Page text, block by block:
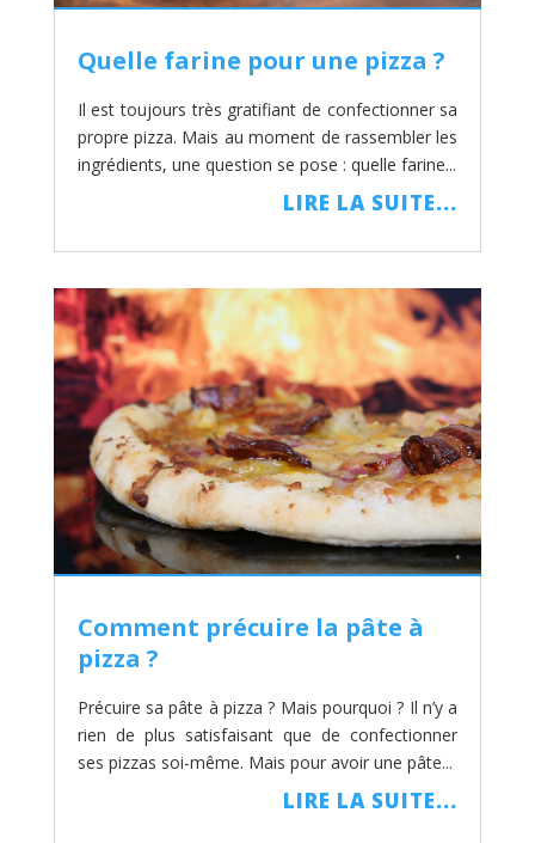
Quelle farine pour une pizza ?
Il est toujours très gratifiant de confectionner sa
propre pizza. Mais au moment de rassembler les
ingrédients, une question se pose : quelle farine...
LIRE LA SUITE...
Comment précuire la pâte à
pizza ?
Précuire sa pâte à pizza ? Mais pourquoi ? Il n’y a
rien de plus satisfaisant que de confectionner
ses pizzas soi-même. Mais pour avoir une pâte...
LIRE LA SUITE...